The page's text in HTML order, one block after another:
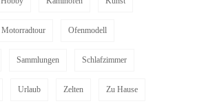
Motorradtour Ofenmodell
Sammlungen Schlafzimmer
Urlaub Zelten Zu Hause